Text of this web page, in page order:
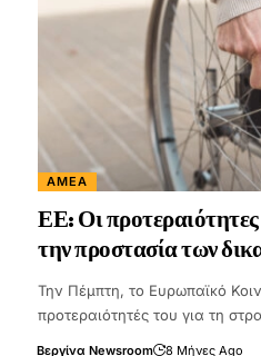
ΑΜΕΑ
ΕΕ: Οι
την προστασία των
Την Πέμπτη, το Ευρωπαϊκό
προτεραιότητές του για τη
Βεργίνα Newsroom 8 Μήνες Ago